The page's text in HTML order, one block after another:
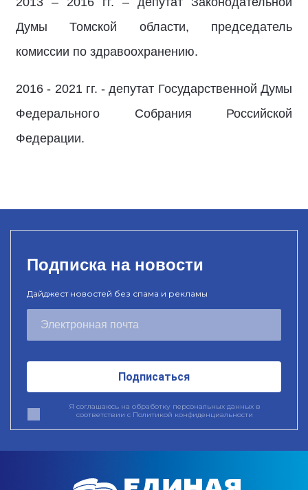
Думы Томской области, председатель
комиссии по здравоохранению.
2016 - 2021 гг. - депутат Государственной Думы
Федерального Собрания Российской
Федерации.
Подписка на новости
Дайджест новостей без спама и рекламы
Подписаться
Я соглашаюсь на обработку персональных данных в
соответствии с Политикой конфиденциальности